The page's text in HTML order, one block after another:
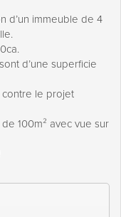
d’un immeuble de 4
d’une superficie
le projet
100m² avec vue sur